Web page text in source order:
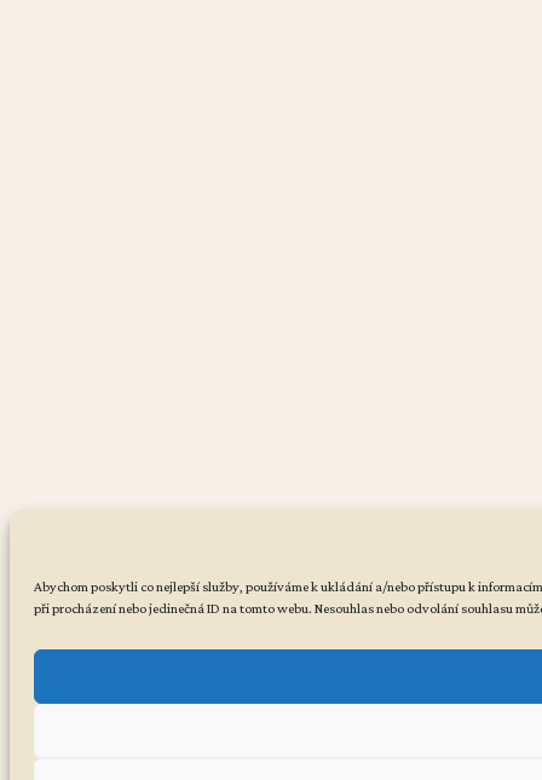
Abychom poskytli co nejlepší služby, používáme k ukládání a/nebo přístupu k
při procházení nebo jedinečná ID na tomto webu. Nesouhlas nebo odvolání souhlasu